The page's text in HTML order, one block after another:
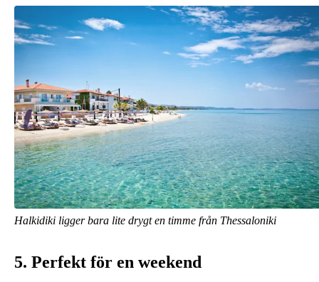
Halkidiki ligger bara lite drygt en timme från Thessaloniki
5. Perfekt för en weekend